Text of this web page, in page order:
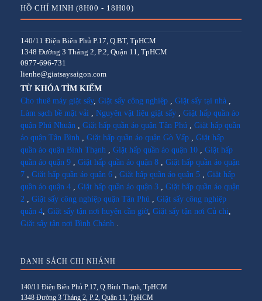
HỒ CHÍ MINH (8H00 - 18H00)
140/11 Điện Biên Phủ P.17, Q.BT, TpHCM
1348 Đường 3 Tháng 2, P.2, Quận 11, TpHCM
0977-696-731
lienhe@giatsaysaigon.com
TỪ KHÓA TÌM KIẾM
Cho thuê máy giặt sấy, Giặt sấy công nghiệp , Giặt sấy tại nhà ,
Làm sạch bề mặt vải , Nguyên vật liệu giặt sấy , Giặt hấp quần áo
quận Phú Nhuận , Giặt hấp quần áo quận Tân Phú , Giặt hấp quần
áo quận Tân Bình , Giặt hấp quần áo quận Gò Vấp , Giặt hấp
quần áo quận Bình Thạnh , Giặt hấp quần áo quận 10 , Giặt hấp
quần áo quận 9 , Giặt hấp quần áo quận 8 , Giặt hấp quần áo quận
7 , Giặt hấp quần áo quận 6 , Giặt hấp quần áo quận 5 , Giặt hấp
quần áo quận 4 , Giặt hấp quần áo quận 3 , Giặt hấp quần áo quận
2 , Giặt sấy công nghiệp quận Tân Phú , Giặt sấy công nghiệp
quận 4, Giặt sấy tận nơi huyện cần giờ, Giặt sấy tận nơi Củ chi,
Giặt sấy tận nơi Bình Chánh .
DANH SÁCH CHI NHÁNH
140/11 Điện Biên Phủ P.17, Q.Bình Thạnh, TpHCM
1348 Đường 3 Tháng 2, P.2, Quận 11, TpHCM